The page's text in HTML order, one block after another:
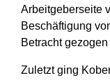
Arbeitgeberseite
Beschäftigung
Betracht gezogen
Zuletzt ging